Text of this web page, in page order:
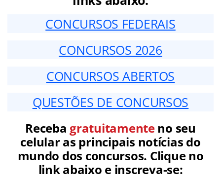
CONCURSOS FEDERAIS
CONCURSOS 2026
CONCURSOS ABERTOS
QUESTÕES DE CONCURSOS
Receba gratuitamenteno seu
celular as principais notícias do
mundo dos concursos. Clique no
link abaixo e inscreva-se: